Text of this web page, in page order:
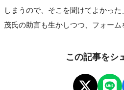
しまうので、そこを聞けてよかっ
茂氏の助言も生かしつつ、フォーム
この記事をシ